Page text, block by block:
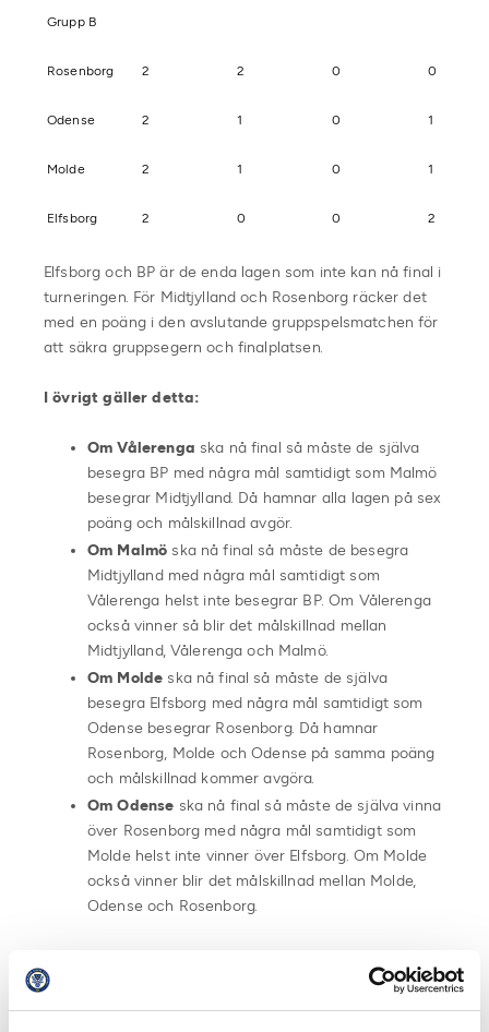
Grupp B
Rosenborg 2 2 0 0
Odense 2 1 0 1
Molde 2 1 0 1
Elfsborg 2 0 0 2
Elfsborg och BP är de enda lagen som inte kan nå final i
turneringen. För Midtjylland och Rosenborg räcker det
med en poäng i den avslutande gruppspelsmatchen för
att säkra gruppsegern och finalplatsen.
I övrigt gäller detta:
Om Vålerenga ska nå final så måste de själva
besegra BP med några mål samtidigt som Malmö
besegrar Midtjylland. Då hamnar alla lagen på sex
poäng och målskillnad avgör.
Om Malmö ska nå final så måste de besegra
Midtjylland med några mål samtidigt som
Vålerenga helst inte besegrar BP. Om Vålerenga
också vinner så blir det målskillnad mellan
Midtjylland, Vålerenga och Malmö.
Om Molde ska nå final så måste de själva
besegra Elfsborg med några mål samtidigt som
Odense besegrar Rosenborg. Då hamnar
Rosenborg, Molde och Odense på samma poäng
och målskillnad kommer avgöra.
Om Odense ska nå final så måste de själva vinna
över Rosenborg med några mål samtidigt som
Molde helst inte vinner över Elfsborg. Om Molde
också vinner blir det målskillnad mellan Molde,
Odense och Rosenborg.
På söndag spelas finalspelet enligt följande: